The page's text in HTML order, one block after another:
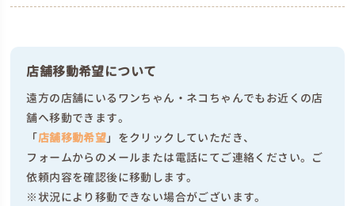
店舗移動希望について
遠方の店舗にいるワンちゃん・ネコちゃんでもお近くの店
舗へ移動できます。
「店舗移動希望」をクリックしていただき、
フォームからのメールまたは電話にてご連絡ください。ご
依頼内容を確認後に移動します。
※状況により移動できない場合がございます。